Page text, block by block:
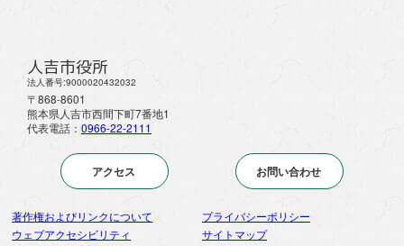
人吉市役所
法人番号:9000020432032
〒868-8601
熊本県人吉市西間下町7番地1
代表電話： 0966-22-2111
アクセス お問い合わせ
著作権およびリンクについて
プライバシーポリシー
ウェブアクセシビリティ
サイトマップ